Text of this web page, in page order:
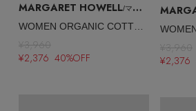
MARGARET HOWELL/マーガレット・ハウエル
WOMEN ORGANIC COTTON SOCKS
¥3,960
¥2,376 40%OFF
¥3,960
¥2,376